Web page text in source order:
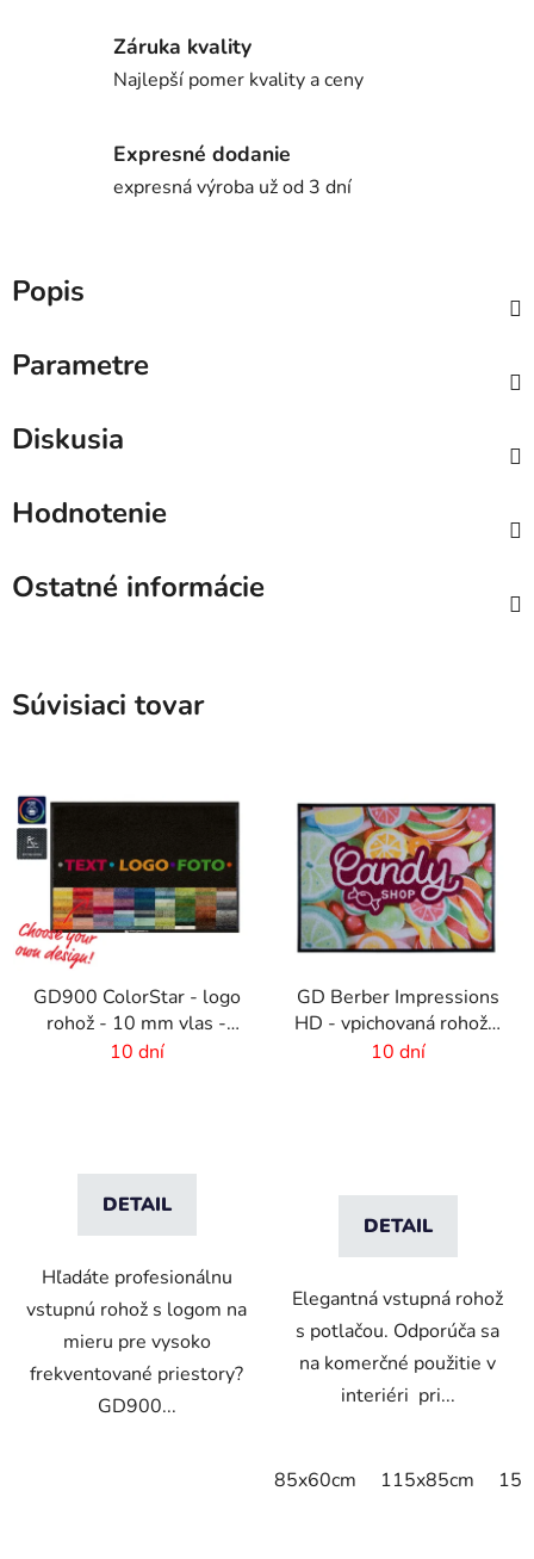
Záruka kvality
Najlepší pomer kvality a ceny
Expresné dodanie
expresná výroba už od 3 dní
Popis
Parametre
Diskusia
Hodnotenie
Ostatné informácie
Súvisiaci tovar
GD900 ColorStar - logo
rohož - 10 mm vlas -
rozmer na mieru
10 dní
DETAIL
Hľadáte profesionálnu
vstupnú rohož s logom na
mieru pre vysoko
frekventované priestory?
GD900...
GD Berber Impressions
HD - vpichovaná rohož s
logom
10 dní
DETAIL
Elegantná vstupná rohož
s potlačou. Odporúča sa
na komerčné použitie v
interiéri pri...
85x60cm 115x85cm